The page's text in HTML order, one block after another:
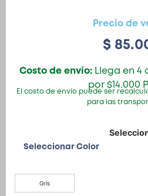
Precio de
$
Costo de envío: Llega en 4
por $14.000
El costo de envío puede ser
para las
Seleccionar Color
Gris